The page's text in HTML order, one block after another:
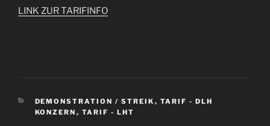
LINK ZUR TARIFINFO
KATEGORIEN
DEMONSTRATION / STREIK , TARIF - DLH
KONZERN , TARIF - LHT